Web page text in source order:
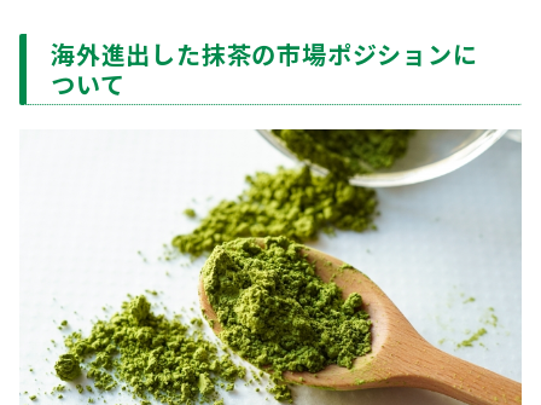
海外進出した抹茶の市場ポジションに
ついて